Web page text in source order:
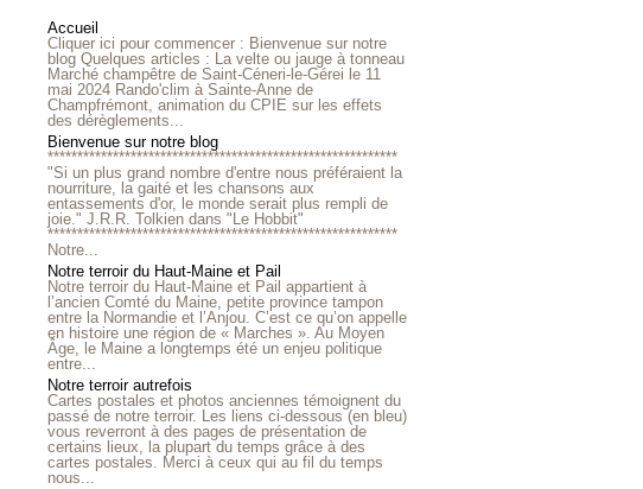
Accueil
Cliquer ici pour commencer : Bienvenue sur notre
blog Quelques articles : La velte ou jauge à tonneau
Marché champêtre de Saint-Céneri-le-Gérei le 11
mai 2024 Rando'clim à Sainte-Anne de
Champfrémont, animation du CPIE sur les effets
des dérèglements...
Bienvenue sur notre blog
***********************************************************
"Si un plus grand nombre d'entre nous préféraient la
nourriture, la gaité et les chansons aux
entassements d'or, le monde serait plus rempli de
joie." J.R.R. Tolkien dans "Le Hobbit"
***********************************************************
Notre...
Notre terroir du Haut-Maine et Pail
Notre terroir du Haut-Maine et Pail appartient à
l’ancien Comté du Maine, petite province tampon
entre la Normandie et l’Anjou. C’est ce qu’on appelle
en histoire une région de « Marches ». Au Moyen
Âge, le Maine a longtemps été un enjeu politique
entre...
Notre terroir autrefois
Cartes postales et photos anciennes témoignent du
passé de notre terroir. Les liens ci-dessous (en bleu)
vous reverront à des pages de présentation de
certains lieux, la plupart du temps grâce à des
cartes postales. Merci à ceux qui au fil du temps
nous...